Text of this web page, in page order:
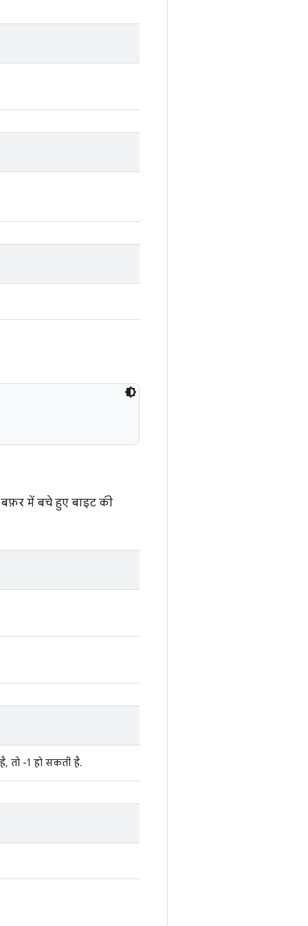
बफ़र में बचे हुए बाइट की
तो -1 हो सकती है.